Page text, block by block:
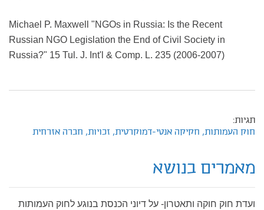
Michael P. Maxwell "NGOs in Russia: Is the Recent
Russian NGO Legislation the End of Civil Society in
Russia?" 15 Tul. J. Int'l & Comp. L. 235 (2006-2007)
תגיות:
חוק העמותות, חקיקה אנטי-דמוקרטית, זכויות, חברה אזרחית
מאמרים בנושא
ועדת חוק חוקה ותאטרון- על דיוני הכנסת בנוגע לחוק העמותות